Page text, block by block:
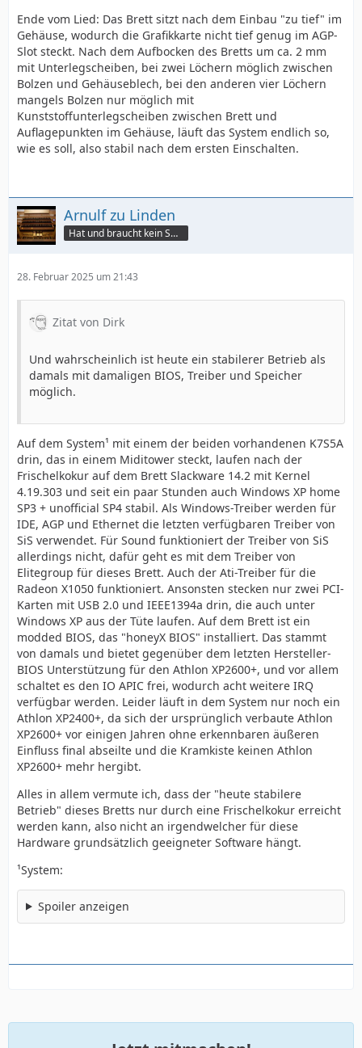
Ende vom Lied: Das Brett sitzt nach dem Einbau "zu tief" im
Gehäuse, wodurch die Grafikkarte nicht tief genug im AGP-
Slot steckt. Nach dem Aufbocken des Bretts um ca. 2 mm
mit Unterlegscheiben, bei zwei Löchern möglich zwischen
Bolzen und Gehäuseblech, bei den anderen vier Löchern
mangels Bolzen nur möglich mit
Kunststoffunterlegscheiben zwischen Brett und
Auflagepunkten im Gehäuse, läuft das System endlich so,
wie es soll, also stabil nach dem ersten Einschalten.
Arnulf zu Linden
Hat und braucht kein Smartphone!
28. Februar 2025 um 21:43
Zitat von Dirk
Und wahrscheinlich ist heute ein stabilerer Betrieb als
damals mit damaligen BIOS, Treiber und Speicher
möglich.
Auf dem System¹ mit einem der beiden vorhandenen K7S5A
drin, das in einem Miditower steckt, laufen nach der
Frischelkokur auf dem Brett Slackware 14.2 mit Kernel
4.19.303 und seit ein paar Stunden auch Windows XP home
SP3 + unofficial SP4 stabil. Als Windows-Treiber werden für
IDE, AGP und Ethernet die letzten verfügbaren Treiber von
SiS verwendet. Für Sound funktioniert der Treiber von SiS
allerdings nicht, dafür geht es mit dem Treiber von
Elitegroup für dieses Brett. Auch der Ati-Treiber für die
Radeon X1050 funktioniert. Ansonsten stecken nur zwei PCI-
Karten mit USB 2.0 und IEEE1394a drin, die auch unter
Windows XP aus der Tüte laufen. Auf dem Brett ist ein
modded BIOS, das "honeyX BIOS" installiert. Das stammt
von damals und bietet gegenüber dem letzten Hersteller-
BIOS Unterstützung für den Athlon XP2600+, und vor allem
schaltet es den IO APIC frei, wodurch acht weitere IRQ
verfügbar werden. Leider läuft in dem System nur noch ein
Athlon XP2400+, da sich der ursprünglich verbaute Athlon
XP2600+ vor einigen Jahren ohne erkennbaren äußeren
Einfluss final abseilte und die Kramkiste keinen Athlon
XP2600+ mehr hergibt.
Alles in allem vermute ich, dass der "heute stabilere
Betrieb" dieses Bretts nur durch eine Frischelkokur erreicht
werden kann, also nicht an irgendwelcher für diese
Hardware grundsätzlich geeigneter Software hängt.
¹System:
Spoiler anzeigen